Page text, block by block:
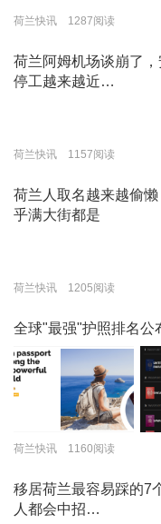
荷兰快讯 1287阅读
荷兰阿姆机场谈崩了
停工越来越近…
荷兰快讯 1157阅读
荷兰人取名越来越偷
乎满大街都是
荷兰快讯 1205阅读
全球"最强"护照排名公
荷兰快讯 1160阅读
移居荷兰最容易踩的7
人都会中招…